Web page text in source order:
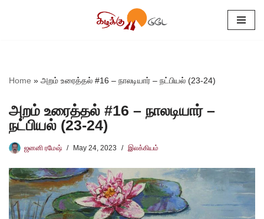
Home » அறம் உரைத்தல் #16 – நாலடியார் – நட்பியல் (23-24)
அறம் உரைத்தல் #16 – நாலடியார் –
நட்பியல் (23-24)
ஜனனி ரமேஷ் May 24, 2023 இலக்கியம்